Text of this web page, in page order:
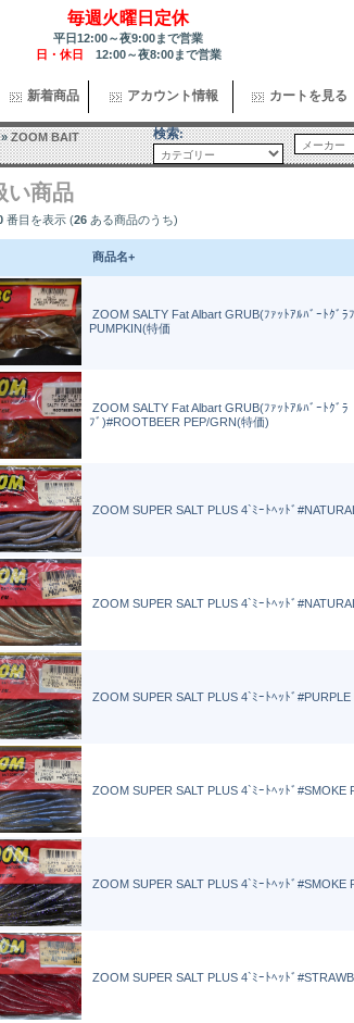
毎週火曜日定休
平日12:00～夜9:00まで営業
日・休日 12:00～夜8:00まで営業
新着商品 アカウント情報 カートを見る
ZOOM BAIT
検索:
い商品
番目を表示 (26 ある商品のうち)
商品名+
ZOOM SALTY Fat Albart GRUB(ﾌｧｯﾄｱﾙﾊﾞｰﾄｸﾞﾗ
PUMPKIN(特価
ZOOM SALTY Fat Albart GRUB(ﾌｧｯﾄｱﾙﾊﾞｰﾄｸﾞﾗ
ﾌﾞ)#ROOTBEER PEP/GRN(特価)
ZOOM SUPER SALT PLUS 4`ﾐｰﾄﾍｯﾄﾞ
ZOOM SUPER SALT PLUS 4`ﾐｰﾄﾍｯﾄﾞ
ZOOM SUPER SALT PLUS 4`ﾐｰﾄﾍｯﾄﾞ#PURPLE
ZOOM SUPER SALT PLUS 4`ﾐｰﾄﾍｯﾄﾞ#SMOKE
ZOOM SUPER SALT PLUS 4`ﾐｰﾄﾍｯﾄﾞ#SMOKE
ZOOM SUPER SALT PLUS 4`ﾐｰﾄﾍｯﾄﾞ